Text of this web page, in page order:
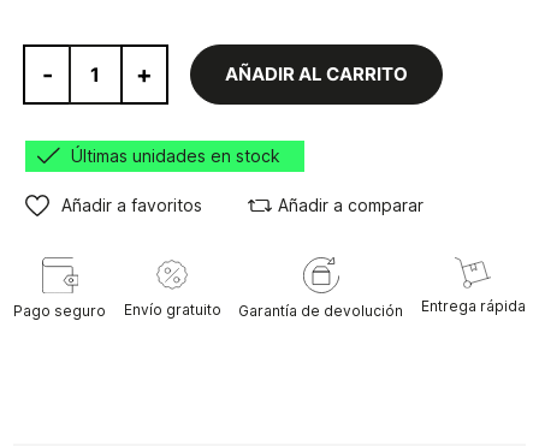
- + AÑADIR AL CARRITO
Últimas unidades en stock
Añadir a favoritos Añadir a comparar
Pago seguro Envío gratuito Garantía de devolución Entrega rápida